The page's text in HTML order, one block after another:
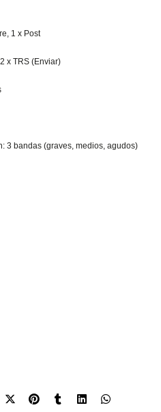
1 x Post
x TRS (Enviar)
3 bandas (graves, medios, agudos)